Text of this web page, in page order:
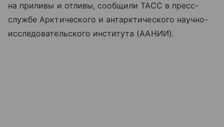
на приливы и отливы, сообщили ТАСС в пресс-
службе Арктического и антарктического научно-
исследовательского института (ААНИИ).